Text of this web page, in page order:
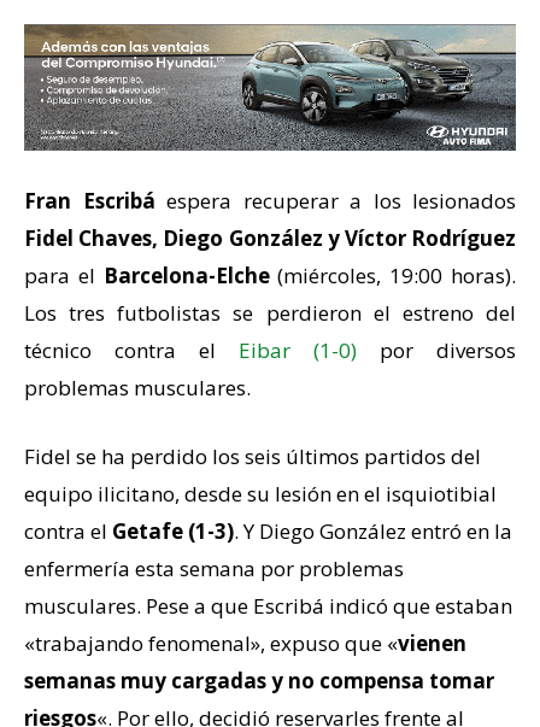
Fran Escribá espera recuperar a los lesionados
Fidel Chaves, Diego González y Víctor Rodríguez
para el Barcelona-Elche(miércoles, 19:00 horas).
Los tres futbolistas se perdieron el estreno del
técnico contra el Eibar (1-0) por diversos
problemas musculares.
Fidel se ha perdido los seis últimos partidos del
equipo ilicitano, desde su lesión en el isquiotibial
contra el Getafe (1-3). Y Diego González entró en la
enfermería esta semana por problemas
musculares. Pese a que Escribá indicó que estaban
«trabajando fenomenal», expuso que «vienen
semanas muy cargadas y no compensa tomar
riesgos«. Por ello, decidió reservarles frente al